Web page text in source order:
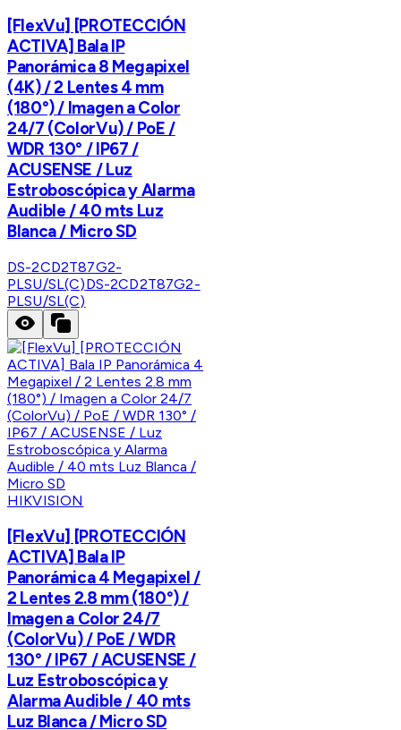
[FlexVu] [PROTECCIÓN
ACTIVA] Bala IP
Panorámica 8 Megapixel
(4K) / 2 Lentes 4 mm
(180°) / Imagen a Color
24/7 (ColorVu) / PoE /
WDR 130° / IP67 /
ACUSENSE / Luz
Estroboscópica y Alarma
Audible / 40 mts Luz
Blanca / Micro SD
DS-2CD2T87G2-
PLSU/SL(C)DS-2CD2T87G2-
PLSU/SL(C)
HIKVISION
[FlexVu] [PROTECCIÓN
ACTIVA] Bala IP
Panorámica 4 Megapixel /
2 Lentes 2.8 mm (180°) /
Imagen a Color 24/7
(ColorVu) / PoE / WDR
130° / IP67 / ACUSENSE /
Luz Estroboscópica y
Alarma Audible / 40 mts
Luz Blanca / Micro SD